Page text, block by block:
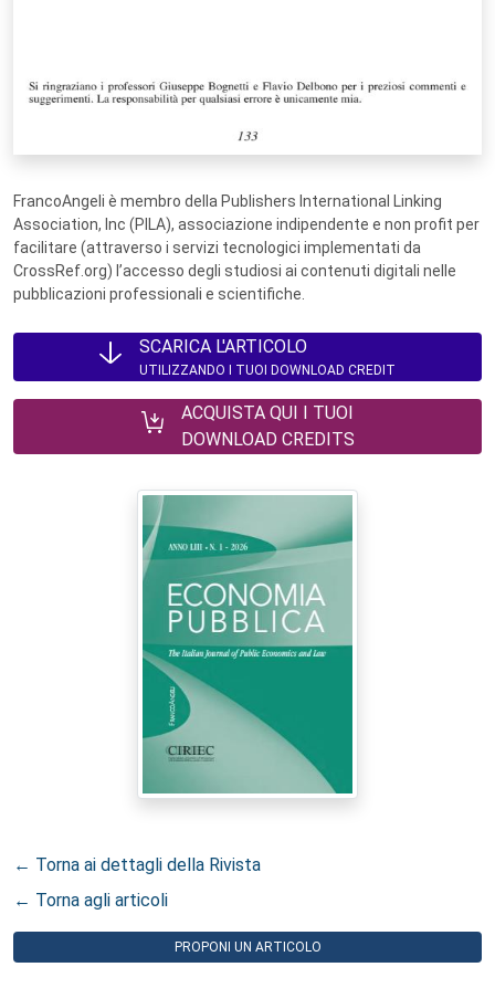
FrancoAngeli è membro della Publishers International Linking
Association, Inc (PILA), associazione indipendente e non profit per
facilitare (attraverso i servizi tecnologici implementati da
CrossRef.org) l’accesso degli studiosi ai contenuti digitali nelle
pubblicazioni professionali e scientifiche.
SCARICA L'ARTICOLO
UTILIZZANDO I TUOI DOWNLOAD CREDIT
ACQUISTA QUI I TUOI
DOWNLOAD CREDITS
← Torna ai dettagli della Rivista
← Torna agli articoli
PROPONI UN ARTICOLO